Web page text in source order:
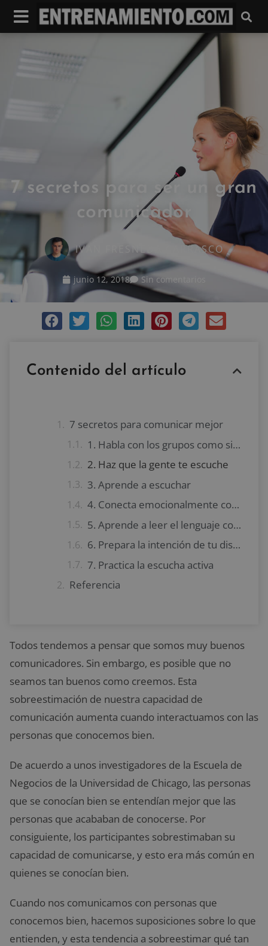
7 secretos para ser un gran
comunicador
IVAN FRESNEDA CARRASCO
junio 12, 2018 Sin comentarios
Contenido del artículo
7 secretos para comunicar mejor
1. Habla con los grupos como si hablaras con una persona
2. Haz que la gente te escuche
3. Aprende a escuchar
4. Conecta emocionalmente con tus interlocutores
5. Aprende a leer el lenguaje corporal
6. Prepara la intención de tu discurso
7. Practica la escucha activa
Referencia
Todos tendemos a pensar que somos muy buenos
comunicadores. Sin embargo, es posible que no
seamos tan buenos como creemos. Esta
sobreestimación de nuestra capacidad de
comunicación aumenta cuando interactuamos con las
personas que conocemos bien.
De acuerdo a unos investigadores de la Escuela de
Negocios de la Universidad de Chicago, las personas
que se conocían bien se entendían mejor que las
personas que acababan de conocerse. Por
consiguiente, los participantes sobrestimaban su
capacidad de comunicarse, y esto era más común en
quienes se conocían bien.
Cuando nos comunicamos con personas que
conocemos bien, hacemos suposiciones sobre lo que
entienden, y esta tendencia a sobreestimar qué tan